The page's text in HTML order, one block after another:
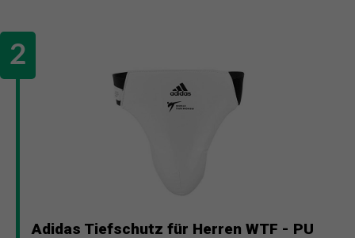
Adidas Tiefschutz für Herren WTF - PU